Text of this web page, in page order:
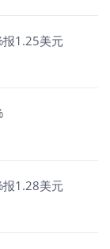
报1.25美元
报1.28美元